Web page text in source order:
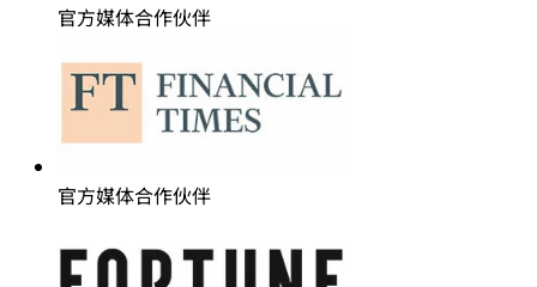
官方媒体合作伙伴
官方媒体合作伙伴